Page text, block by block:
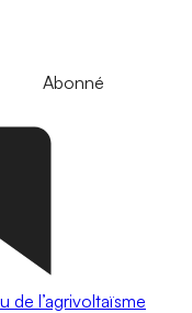
Abonné
de l’agrivoltaïsme